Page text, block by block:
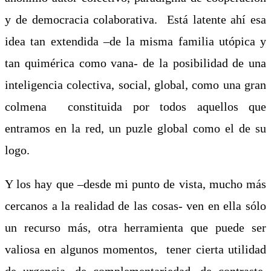
y de democracia colaborativa. Está latente ahí esa
idea tan extendida –de la misma familia utópica y
tan quimérica como vana- de la posibilidad de una
inteligencia colectiva, social, global, como una gran
colmena constituida por todos aquellos que
entramos en la red, un puzle global como el de su
logo.
Y los hay que –desde mi punto de vista, mucho más
cercanos a la realidad de las cosas- ven en ella sólo
un recurso más, otra herramienta que puede ser
valiosa en algunos momentos, tener cierta utilidad